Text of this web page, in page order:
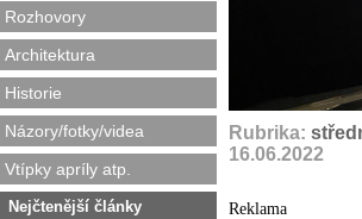
Rozhovory
Architektura
Historie
Názory/fotky/videa
Vtípky apríly atp.
Nejčtenější články
Rubrika:
16.06.2022
Reklama